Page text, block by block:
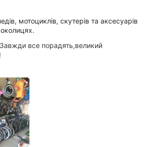
мотоциклів, скутерів та аксесуарів
околицях.
все порадять,великий